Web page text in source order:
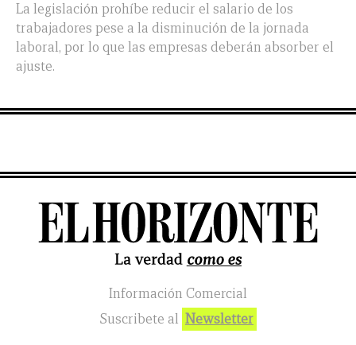
La legislación prohíbe reducir el salario de los
trabajadores pese a la disminución de la jornada
laboral, por lo que las empresas deberán absorber el
ajuste.
Información Comercial
Suscribete al Newsletter